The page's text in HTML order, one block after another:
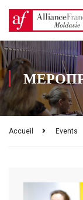
Accueil Events